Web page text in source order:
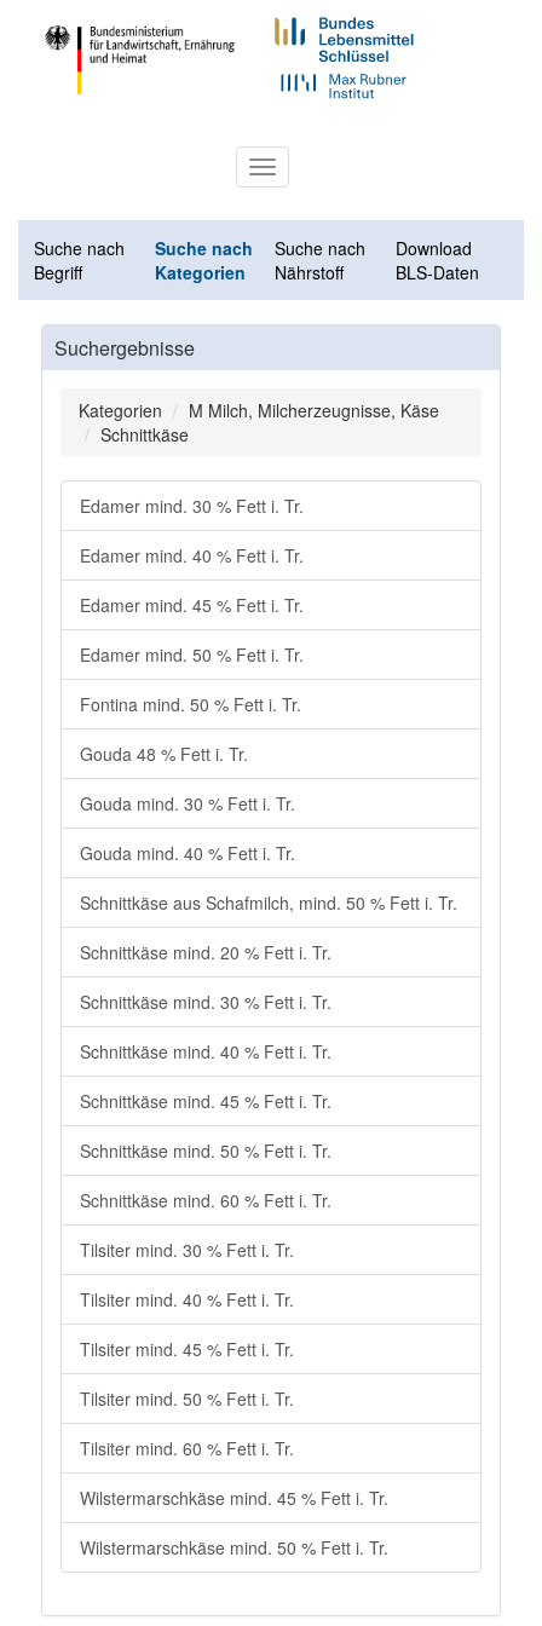
Toggle
navigation
Suche nach
Begriff
Suche nach
Kategorien
Suche nach
Nährstoff
Download
BLS-Daten
Suchergebnisse
Kategorien
M Milch, Milcherzeugnisse, Käse
Schnittkäse
Edamer mind. 30 % Fett i. Tr.
Edamer mind. 40 % Fett i. Tr.
Edamer mind. 45 % Fett i. Tr.
Edamer mind. 50 % Fett i. Tr.
Fontina mind. 50 % Fett i. Tr.
Gouda 48 % Fett i. Tr.
Gouda mind. 30 % Fett i. Tr.
Gouda mind. 40 % Fett i. Tr.
Schnittkäse aus Schafmilch, mind. 50 % Fett i. Tr.
Schnittkäse mind. 20 % Fett i. Tr.
Schnittkäse mind. 30 % Fett i. Tr.
Schnittkäse mind. 40 % Fett i. Tr.
Schnittkäse mind. 45 % Fett i. Tr.
Schnittkäse mind. 50 % Fett i. Tr.
Schnittkäse mind. 60 % Fett i. Tr.
Tilsiter mind. 30 % Fett i. Tr.
Tilsiter mind. 40 % Fett i. Tr.
Tilsiter mind. 45 % Fett i. Tr.
Tilsiter mind. 50 % Fett i. Tr.
Tilsiter mind. 60 % Fett i. Tr.
Wilstermarschkäse mind. 45 % Fett i. Tr.
Wilstermarschkäse mind. 50 % Fett i. Tr.